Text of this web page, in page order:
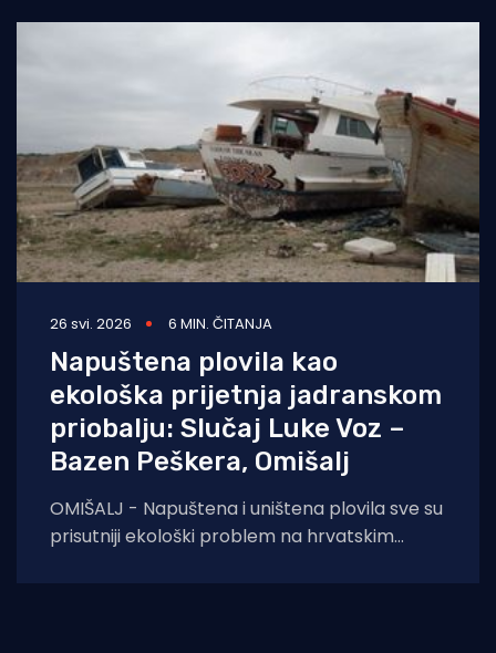
26 svi. 2026 6 MIN. ČITANJA
Napuštena plovila kao
ekološka prijetnja jadranskom
priobalju: Slučaj Luke Voz –
Bazen Peškera, Omišalj
OMIŠALJ - Napuštena i uništena plovila sve su
prisutniji ekološki problem na hrvatskim